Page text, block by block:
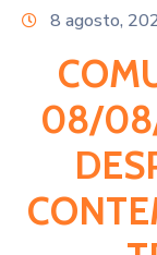
Citas8 agosto,
08/